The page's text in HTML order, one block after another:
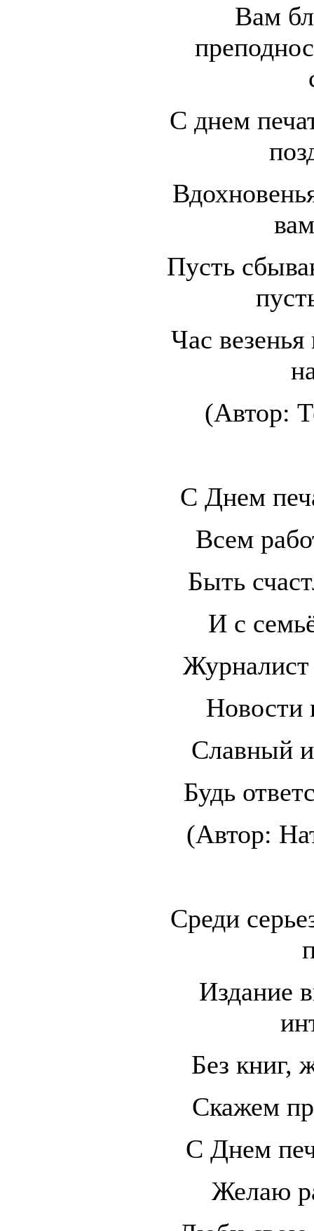
Вам
С днем
Пусть
Час везенья
(Автор:
С Днем
Всем
Быть
И с
Журналист
Новости
Славный
Будь
(Автор:
Среди
Издание
Без книг,
Скажем
С Днем
Желаю